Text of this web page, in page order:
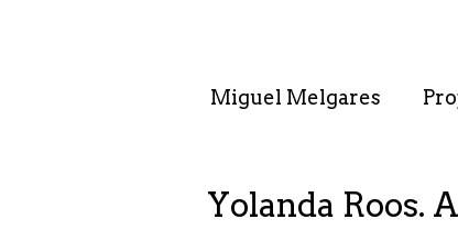
Miguel Melgares
Yolanda Roos.